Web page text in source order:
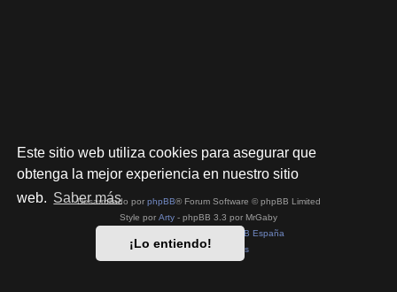
Este sitio web utiliza cookies para asegurar que
obtenga la mejor experiencia en nuestro sitio
web. Saber más
¡Lo entiendo!
Desarrollado por phpBB® Forum Software © phpBB Limited
Style por Arty - phpBB 3.3 por MrGaby
phpBB España
Privacidad|Condiciones